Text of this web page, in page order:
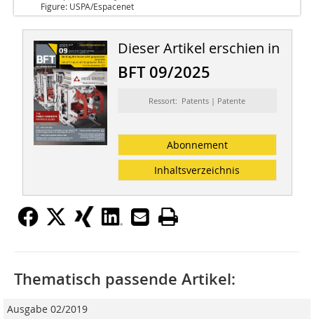
Figure: USPA/Espacenet
Dieser Artikel erschien in
BFT 09/2025
Ressort: Patents | Patente
Abonnement
Inhaltsverzeichnis
Thematisch passende Artikel:
Ausgabe 02/2019